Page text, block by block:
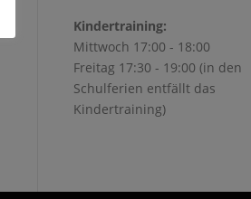
Kindertraining:
Mittwoch 17:00 - 18:00
Freitag 17:30 - 19:00 (in den
Schulferien entfällt das
Kindertraining)